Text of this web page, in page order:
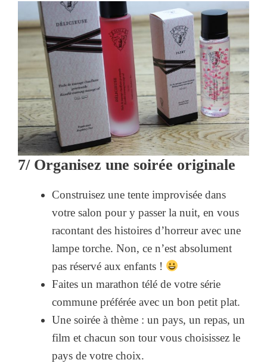
7/ Organisez une soirée originale
Construisez une tente improvisée dans
votre salon pour y passer la nuit, en vous
racontant des histoires d’horreur avec une
lampe torche. Non, ce n’est absolument
pas réservé aux enfants !
Faites un marathon télé de votre série
commune préférée avec un bon petit plat.
Une soirée à thème : un pays, un repas, un
film et chacun son tour vous choisissez le
pays de votre choix.